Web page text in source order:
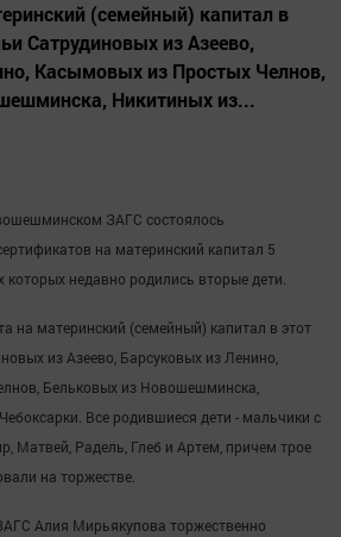
(семейный) капитал в
Сатрудиновых из Азеево,
Касымовых из Простых Челнов,
Никитиных из...
ЗАГС состоялось
на материнский капитал 5
недавно родились вторые дети.
на материнский (семейный) капитал в этот
из Азеево, Барсуковых из Ленино,
Бельковых из Новошешминска,
Все родившиеся дети - мальчики с
Матвей, Радель, Глеб и Артем, причем трое
на торжестве.
Алия Мирьякупова торжественно